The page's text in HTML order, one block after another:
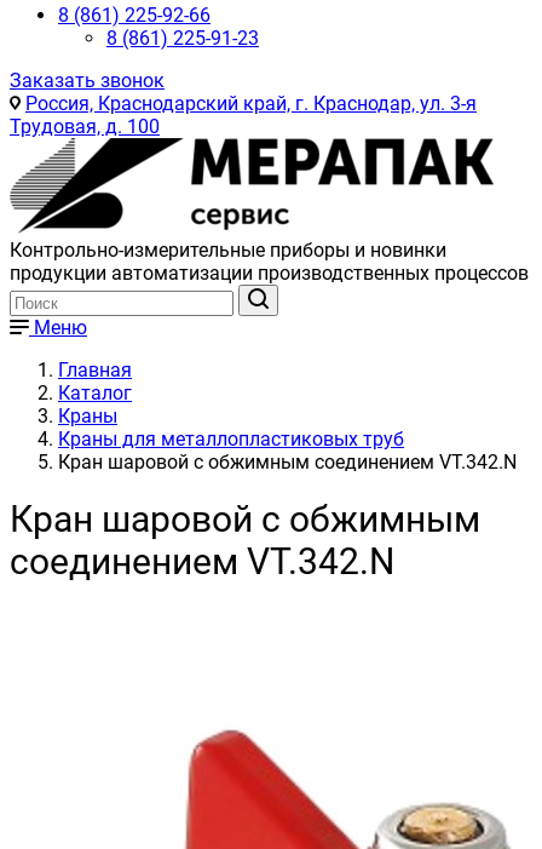
8 (861) 225-92-66
8 (861) 225-91-23
Заказать звонок
Россия, Краснодарский край, г. Краснодар, ул. 3-я
Трудовая, д. 100
Контрольно-измерительные приборы и новинки
продукции автоматизации производственных процессов
Меню
Главная
Каталог
Краны
Краны для металлопластиковых труб
Кран шаровой с обжимным соединением VT.342.N
Кран шаровой с обжимным
соединением VT.342.N